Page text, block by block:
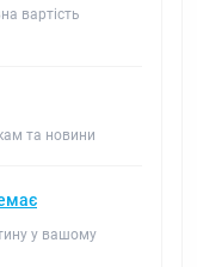
вартість
та новини
у вашому